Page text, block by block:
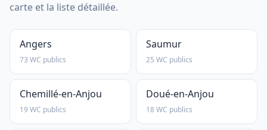
carte et la liste détaillée.
Angers
73 WC publics
Saumur
25 WC publics
Chemillé-en-Anjou
19 WC publics
Doué-en-Anjou
18 WC publics